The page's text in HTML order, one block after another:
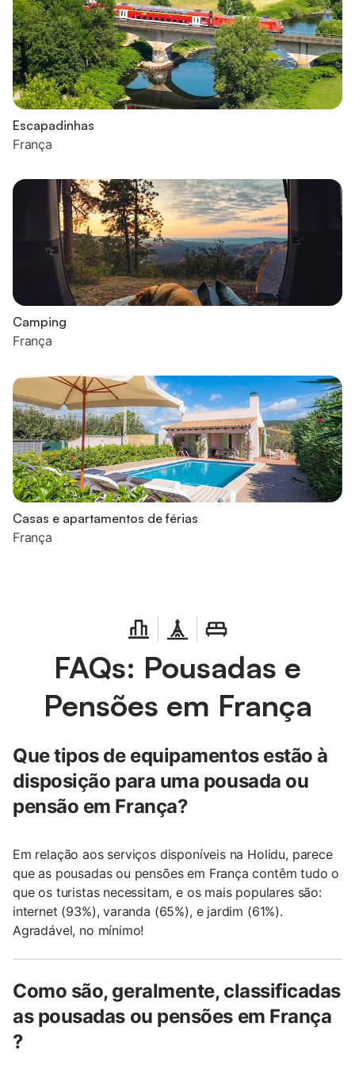
Escapadinhas
França
Camping
França
Casas e apartamentos de férias
França
FAQs: Pousadas e
Pensões em França
Que tipos de equipamentos estão à
disposição para uma pousada ou
pensão em França?
Em relação aos serviços disponíveis na Holidu, parece
que as pousadas ou pensões em França contêm tudo o
que os turistas necessitam, e os mais populares são:
internet (93%), varanda (65%), e jardim (61%).
Agradável, no mínimo!
Como são, geralmente, classificadas
as pousadas ou pensões em França
?